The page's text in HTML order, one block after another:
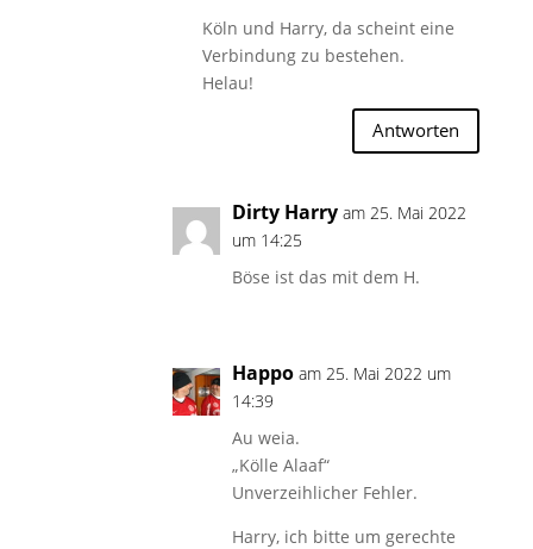
Köln und Harry, da scheint eine
Verbindung zu bestehen.
Helau!
Antworten
Dirty Harry am 25. Mai 2022
um 14:25
Böse ist das mit dem H.
Happo am 25. Mai 2022 um
14:39
Au weia.
„Kölle Alaaf“
Unverzeihlicher Fehler.
Harry, ich bitte um gerechte